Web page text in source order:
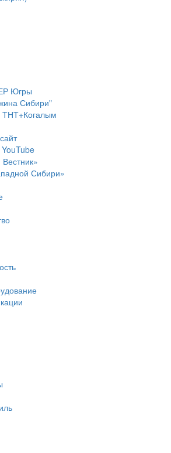
Югры
Сибири"
ТНТ+Когалым
Сибири»